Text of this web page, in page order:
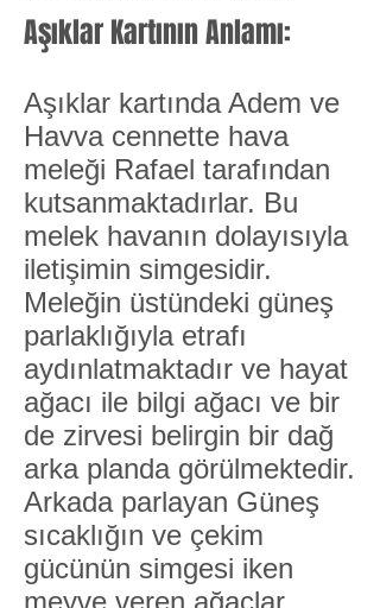
Aşıklar Kartının Anlamı:
Aşıklar kartında Adem ve
Havva cennette hava
meleği Rafael tarafından
kutsanmaktadırlar. Bu
melek havanın dolayısıyla
iletişimin simgesidir.
Meleğin üstündeki güneş
parlaklığıyla etrafı
aydınlatmaktadır ve hayat
ağacı ile bilgi ağacı ve bir
de zirvesi belirgin bir dağ
arka planda görülmektedir.
Arkada parlayan Güneş
sıcaklığın ve çekim
gücünün simgesi iken
meyve veren ağaçlar